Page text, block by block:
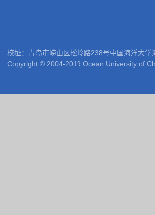
校址：青岛市崂山区松岭路238号中国海洋大
Copyright © 2004-2019 Ocean University of